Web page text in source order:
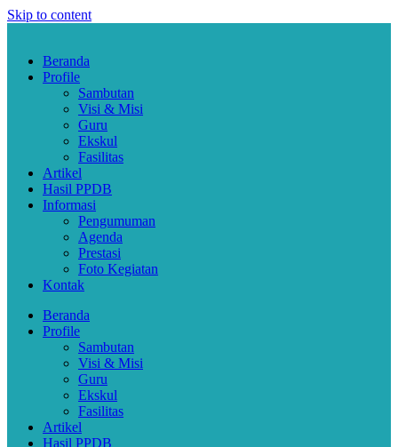
Skip to content
Beranda
Profile
Sambutan
Visi & Misi
Guru
Ekskul
Fasilitas
Artikel
Hasil PPDB
Informasi
Pengumuman
Agenda
Prestasi
Foto Kegiatan
Kontak
Beranda
Profile
Sambutan
Visi & Misi
Guru
Ekskul
Fasilitas
Artikel
Hasil PPDB